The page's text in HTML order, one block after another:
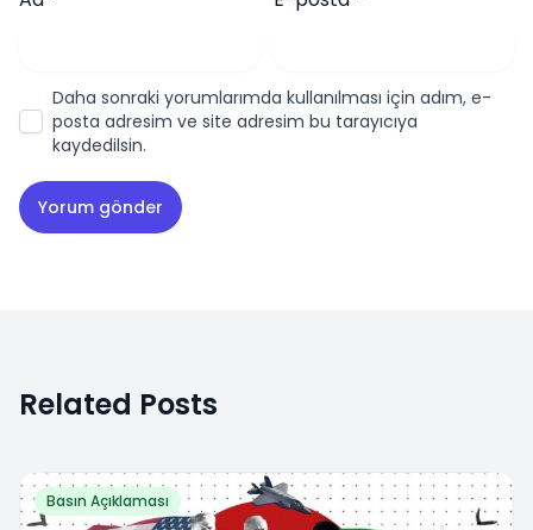
Daha sonraki yorumlarımda kullanılması için adım, e-
posta adresim ve site adresim bu tarayıcıya
kaydedilsin.
Related Posts
Basın Açıklaması